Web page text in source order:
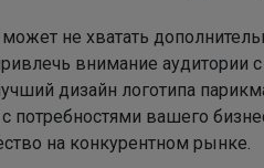
не хватать
внимание аудитории
дизайн логотипа
потребностями вашего
на конкурентном рынке.